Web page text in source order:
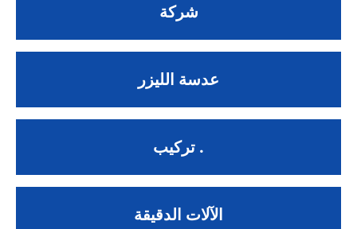
شركة
عدسة الليزر
تركيب .
الآلات الدقيقة